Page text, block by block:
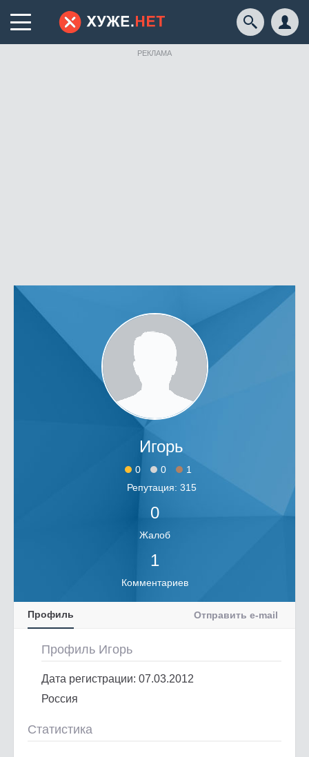
РЕКЛАМА
Игорь
0 0
1
Репутация: 315
0
Жалоб
1
Комментариев
Профиль Отправить e-mail
Профиль Игорь
Дата регистрации: 07.03.2012
Россия
Статистика